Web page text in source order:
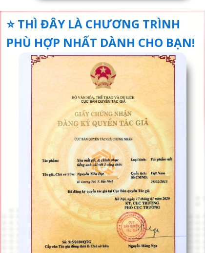
⭐ THÌ ĐÂY LÀ CHƯƠNG TRÌNH
PHÙ HỢP NHẤT DÀNH CHO BẠN!